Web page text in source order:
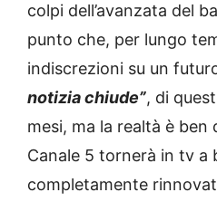
colpi dell’avanzata del
punto che, per lungo
indiscrezioni su un
notizia chiude”, di
mesi, ma la realtà è ben
Canale 5 tornerà in tv a
completamente